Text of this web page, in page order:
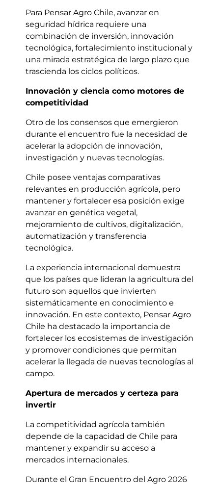
Para Pensar Agro Chile, avanzar en
seguridad hídrica requiere una
combinación de inversión, innovación
tecnológica, fortalecimiento institucional y
una mirada estratégica de largo plazo que
trascienda los ciclos políticos.
Innovación y ciencia como motores de
competitividad
Otro de los consensos que emergieron
durante el encuentro fue la necesidad de
acelerar la adopción de innovación,
investigación y nuevas tecnologías.
Chile posee ventajas comparativas
relevantes en producción agrícola, pero
mantener y fortalecer esa posición exige
avanzar en genética vegetal,
mejoramiento de cultivos, digitalización,
automatización y transferencia
tecnológica.
La experiencia internacional demuestra
que los países que lideran la agricultura del
futuro son aquellos que invierten
sistemáticamente en conocimiento e
innovación. En este contexto, Pensar Agro
Chile ha destacado la importancia de
fortalecer los ecosistemas de investigación
y promover condiciones que permitan
acelerar la llegada de nuevas tecnologías al
campo.
Apertura de mercados y certeza para
invertir
La competitividad agrícola también
depende de la capacidad de Chile para
mantener y expandir su acceso a
mercados internacionales.
Durante el Gran Encuentro del Agro 2026